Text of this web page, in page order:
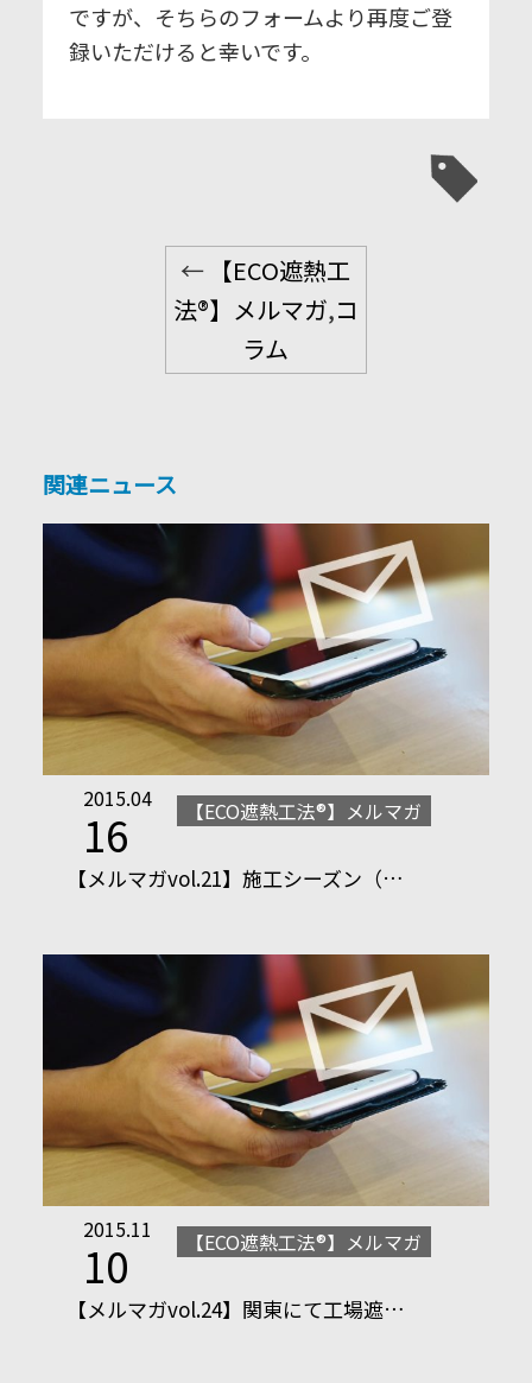
ですが、そちらのフォームより再度ご登
録いただけると幸いです。
← 【ECO遮熱工
法®】メルマガ,コ
ラム
関連ニュース
2015.04
16 【ECO遮熱工法®】メルマガ
【メルマガvol.21】施工シーズン（…
2015.11
10 【ECO遮熱工法®】メルマガ
【メルマガvol.24】関東にて工場遮…